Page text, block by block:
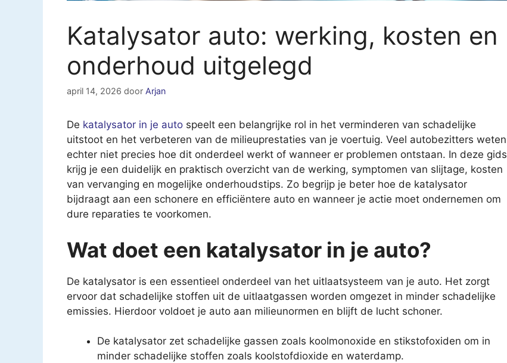
Katalysator auto: werking, kosten en
onderhoud uitgelegd
april 14, 2026 door Arjan
De katalysator in je auto speelt een belangrijke rol in het verminderen van schadelijke
uitstoot en het verbeteren van de milieuprestaties van je voertuig. Veel autobezitters weten
echter niet precies hoe dit onderdeel werkt of wanneer er problemen ontstaan. In deze gids
krijg je een duidelijk en praktisch overzicht van de werking, symptomen van slijtage, kosten
van vervanging en mogelijke onderhoudstips. Zo begrijp je beter hoe de katalysator
bijdraagt aan een schonere en efficiëntere auto en wanneer je actie moet ondernemen om
dure reparaties te voorkomen.
Wat doet een katalysator in je auto?
De katalysator is een essentieel onderdeel van het uitlaatsysteem van je auto. Het zorgt
ervoor dat schadelijke stoffen uit de uitlaatgassen worden omgezet in minder schadelijke
emissies. Hierdoor voldoet je auto aan milieunormen en blijft de lucht schoner.
De katalysator zet schadelijke gassen zoals koolmonoxide en stikstofoxiden om in
minder schadelijke stoffen zoals koolstofdioxide en waterdamp.